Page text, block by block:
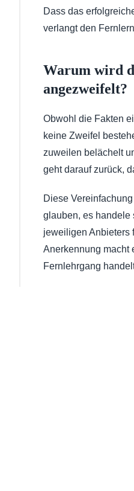
Dass das
verlangt den
Warum wird
angezweifelt?
Obwohl die Fakten
keine Zweifel
zuweilen belächelt
geht darauf zurück,
Diese
glauben, es handele
jeweiligen Anbieters
Anerkennung macht
Fernlehrgang